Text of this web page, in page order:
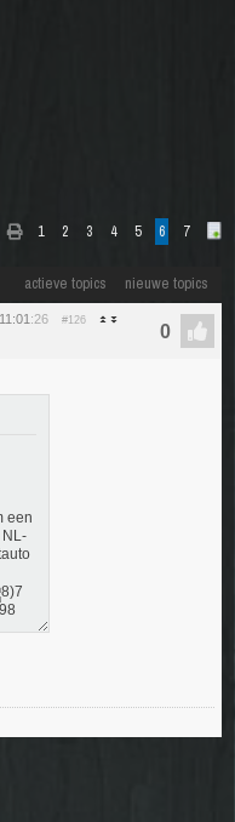
1 2 3 4 5 6 7
actieve topics nieuwe topics
:26 #126
een
NL-